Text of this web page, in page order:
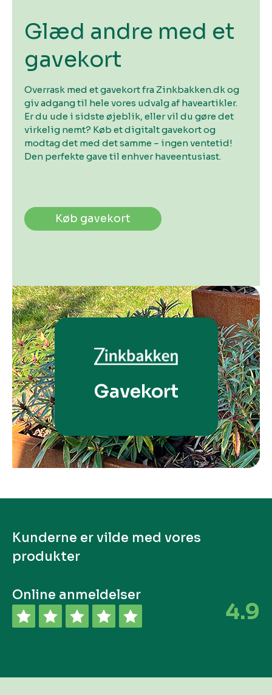
Glæd andre med et
gavekort
Overrask med et gavekort fra Zinkbakken.dk og
giv adgang til hele vores udvalg af haveartikler.
Er du ude i sidste øjeblik, eller vil du gøre det
virkelig nemt? Køb et digitalt gavekort og
modtag det med det samme – ingen ventetid!
Den perfekte gave til enhver haveentusiast.
Køb gavekort
Gavekort
Kunderne er vilde med vores
produkter
Online anmeldelser
4.9